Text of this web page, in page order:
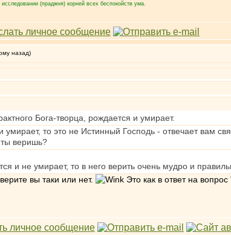
(праджня) корней всех беспокойств ума.
назад)
Бога-творца, рождается и умирает.
то это не Истинный Господь - отвечает вам
ты веришь?
и не умирает, то в него верить очень мудро и
вы таки или нет.
Это как в ответ на